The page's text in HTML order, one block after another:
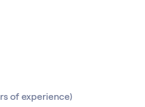
of experience)